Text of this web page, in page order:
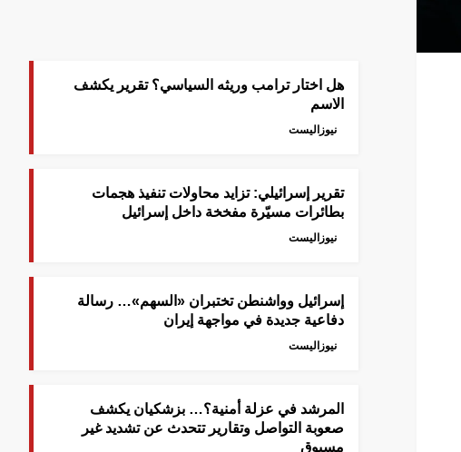
هل اختار ترامب وريثه السياسي؟ تقرير يكشف
الاسم
نيوزاليست
‎تقرير إسرائيلي: تزايد محاولات تنفيذ هجمات
بطائرات مسيّرة مفخخة داخل إسرائيل
نيوزاليست
إسرائيل وواشنطن تختبران «السهم»… رسالة
دفاعية جديدة في مواجهة إيران
نيوزاليست
المرشد في عزلة أمنية؟… بزشكيان يكشف
صعوبة التواصل وتقارير تتحدث عن تشديد غير
مسبوق